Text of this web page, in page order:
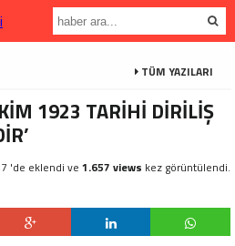
TÜM YAZILARI
1923 TARİHİ DİRİLİŞ
'de eklendi ve 1.657 views kez görüntülendi.